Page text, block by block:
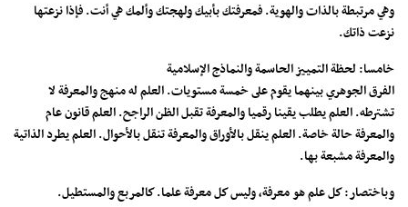
وهي مرتبطة بالذات والهوية. فمعرفتك بأبيك ولهجتك وألمك هي أنت. فإذا نزعتها
نزعت ذاتك.
خامسا: لحظة التمييز الحاسمة والنماذج الإسلامية
الفرق الجوهري بينهما يقوم على خمسة مستويات. العلم له منهج والمعرفة لا
تشترطه. العلم يطلب يقينا رقميا والمعرفة تقبل الظن الراجح. العلم قانون عام
والمعرفة حالة خاصة. العلم ينقل بالأوراق والمعرفة تنقل بالأحوال. العلم يطرد الذاتية
والمعرفة مشبعة بها.
وباختصار: كل علم هو معرفة، وليس كل معرفة علما. كالمربع والمستطيل.